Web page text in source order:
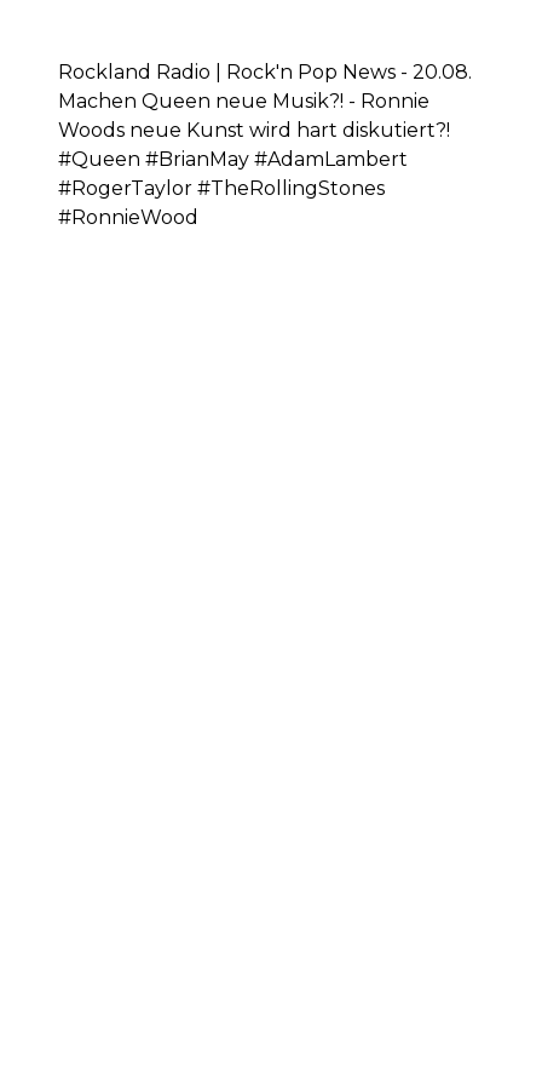
Rockland Radio | Rock'n Pop News - 20.08.
Machen Queen neue Musik?! - Ronnie
Woods neue Kunst wird hart diskutiert?!
#Queen #BrianMay #AdamLambert
#RogerTaylor #TheRollingStones
#RonnieWood